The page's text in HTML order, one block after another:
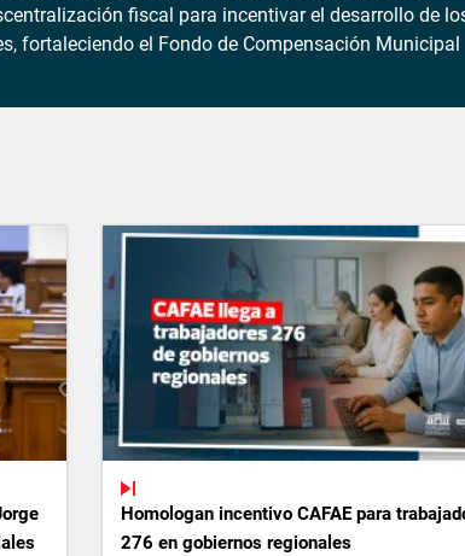
fiscal para incentivar el desarrollo de
fortaleciendo el Fondo de Compensación Municipal
Homologan incentivo CAFAE para
276 en gobiernos regionales